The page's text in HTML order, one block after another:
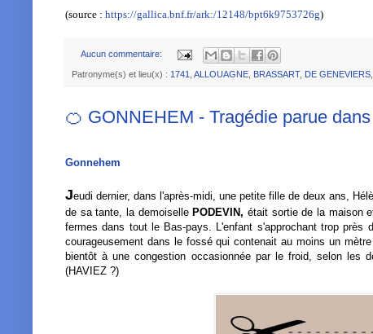
(source : https://gallica.bnf.fr/ark:/12148/bpt6k9753726g)
Aucun commentaire:
Patronyme(s) et lieu(x) : 1741 ALLOUAGNE BRASSART, DE GENEVIERS
🍊 GONNEHEM - Tragédie parue
Gonnehem
Jeudi dernier, dans l'après-midi, une petite fille de deux ans,
de sa tante, la demoiselle PODEVIN, était sortie de la maison
fermes dans tout le Bas-pays. L'enfant s'approchant trop
courageusement dans le fossé qui contenait au moins un
bientôt à une congestion occasionnée par le froid, selon les
(HAVIEZ ?)